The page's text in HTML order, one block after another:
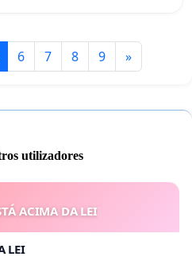
6 7 8 9 »
utilizadores
ACIMA DA LEI
LEI